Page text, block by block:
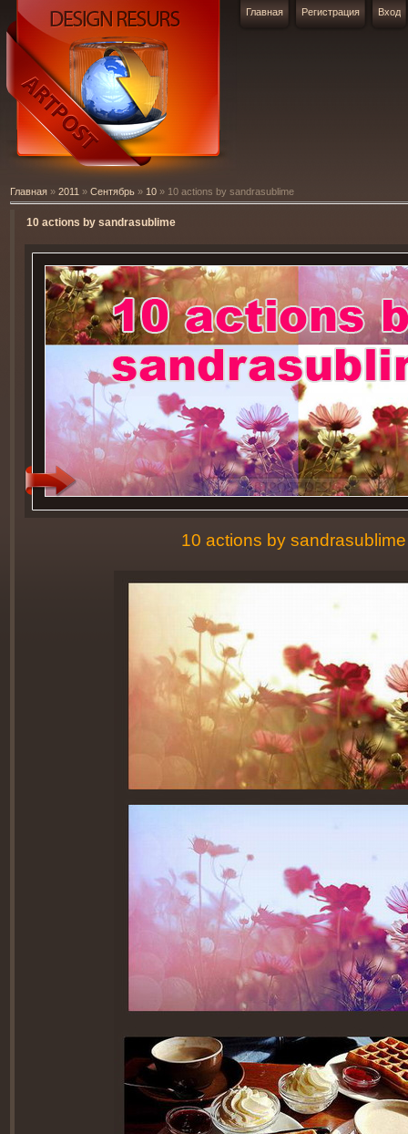
Главная Регистрация Вход
Главная » 2011 » Сентябрь » 10 » 10 actions by sandrasublime
10 actions by sandrasublime
10 actions by